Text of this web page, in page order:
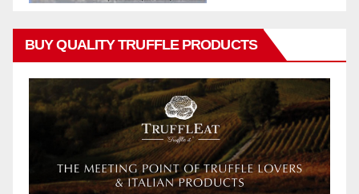
BUY QUALITY TRUFFLE PRODUCTS